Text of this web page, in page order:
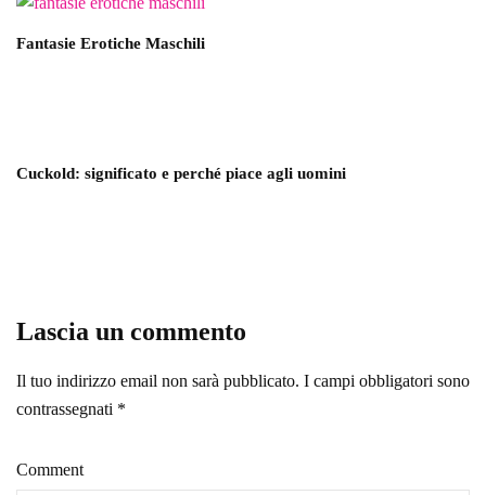
Fantasie Erotiche Maschili
Cuckold: significato e perché piace agli uomini
Lascia un commento
Il tuo indirizzo email non sarà pubblicato. I campi obbligatori sono
contrassegnati *
Comment